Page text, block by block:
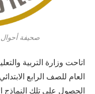
صحيفة أحوال
اتاحت وزارة التربية
الحصول علي تلك النماذج